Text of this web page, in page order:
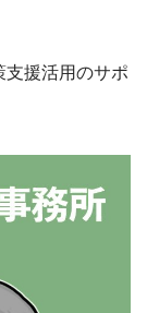
支援活用のサポ